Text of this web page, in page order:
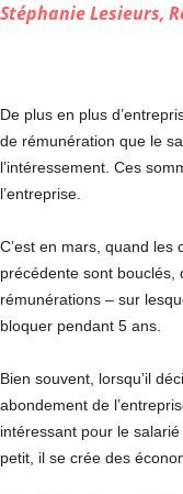
Stéphanie Lesieurs,
De plus en plus
de rémunération que le
l’intéressement. Ces
l’entreprise.
C’est en mars, quand les
précédente sont bouclés,
rémunérations – sur
bloquer pendant 5 ans.
Bien souvent, lorsqu’il
abondement de
intéressant pour le
petit, il se crée des